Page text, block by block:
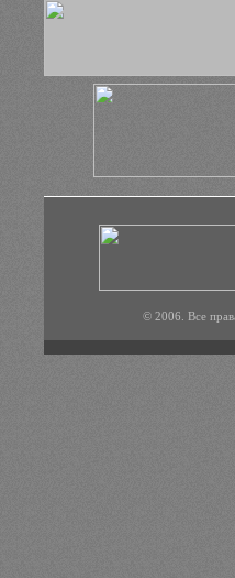
© 2006. Все